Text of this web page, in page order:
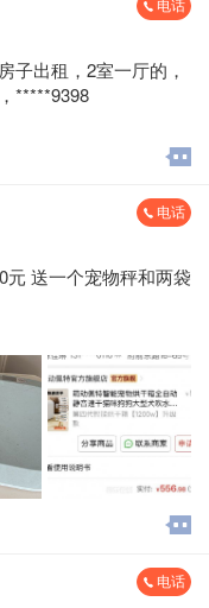
子出租，2室一厅的，
*****9398
电话
元 送一个宠物秤和两袋
电话